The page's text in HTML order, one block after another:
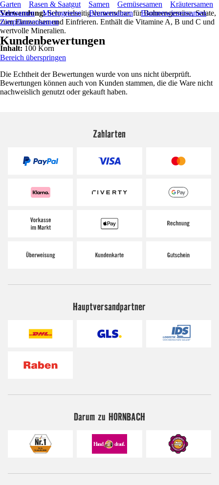
Verwendung:Sehr vielseitig verwendbar, für Bohnengemüse, Salate,
zum Einmachen und Einfrieren. Enthält die Vitamine A, B und C und
wertvolle Mineralien.
Inhalt: 100 Korn
Garten Rasen & Saatgut Samen Gemüsesamen
Kräutersamen
Salatsamen
Microgreens Blumensamen
Blumenwiesensamen
Zierpflanzensamen
Kundenbewertungen
Bereich überspringen
Die Echtheit der Bewertungen wurde von uns nicht überprüft.
Bewertungen können auch von Kunden stammen, die die Ware nicht
nachweislich genutzt oder gekauft haben.
Zahlarten
Hauptversandpartner
Darum zu HORNBACH